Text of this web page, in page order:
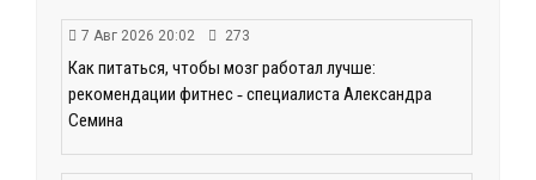
7 Авг 2026 20:02 273
Как питаться, чтобы мозг работал лучше:
рекомендации фитнес ‑ специалиста Александра
Семина